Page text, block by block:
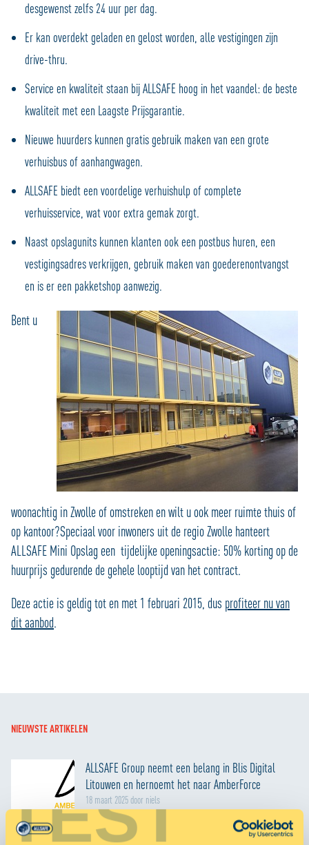
TEST
desgewenst zelfs 24 uur per dag.
Er kan overdekt geladen en gelost worden, alle vestigingen zijn
drive-thru.
Service en kwaliteit staan bij ALLSAFE hoog in het vaandel: de beste
kwaliteit met een Laagste Prijsgarantie.
Nieuwe huurders kunnen gratis gebruik maken van een grote
verhuisbus of aanhangwagen.
ALLSAFE biedt een voordelige verhuishulp of complete
verhuisservice, wat voor extra gemak zorgt.
Naast opslagunits kunnen klanten ook een postbus huren, een
vestigingsadres verkrijgen, gebruik maken van goederenontvangst
en is er een pakketshop aanwezig.
Bent u
woonachtig in Zwolle of omstreken en wilt u ook meer ruimte thuis of
op kantoor?Speciaal voor inwoners uit de regio Zwolle hanteert
ALLSAFE Mini Opslag een tijdelijke openingsactie: 50% korting op de
huurprijs gedurende de gehele looptijd van het contract.
Deze actie is geldig tot en met 1 februari 2015, dus profiteer nu van
dit aanbod.
NIEUWSTE ARTIKELEN
ALLSAFE Group neemt een belang in Blis Digital
Litouwen en hernoemt het naar AmberForce
18 maart 2025 door niels
Kwartaalupdate ALLSAFE Care & Stichting4Life - Q4